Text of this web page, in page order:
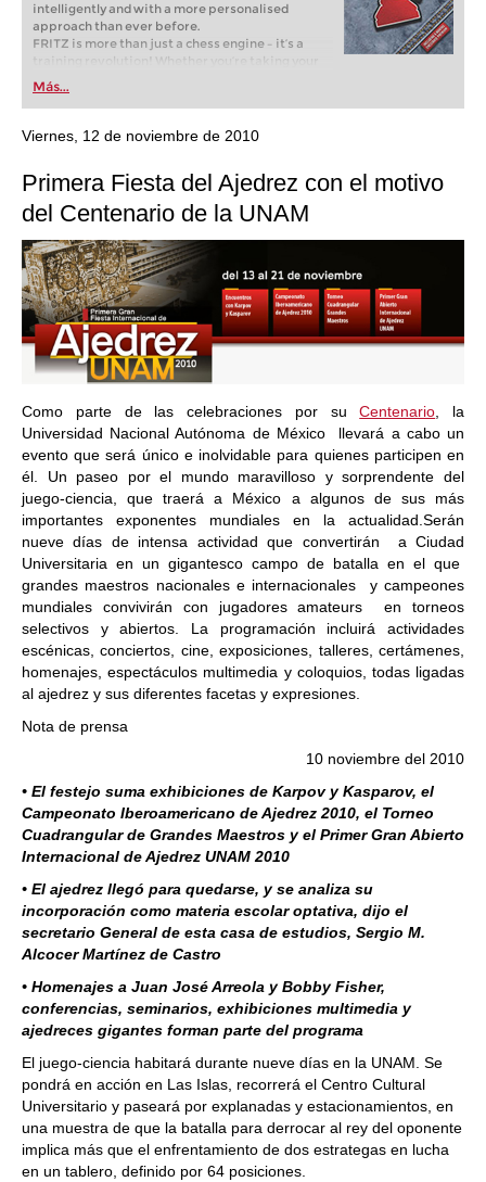
intelligently and with a more personalised
approach than ever before.
FRITZ is more than just a chess engine – it’s a
training revolution! Whether you’re taking your
first steps into the world of club chess, or already
playing at a tournament level: with FRITZ, you can
train more efficiently, intelligently and with a
more personalised approach than ever before.
Más...
Viernes, 12 de noviembre de 2010
Primera Fiesta del Ajedrez con el motivo
del Centenario de la UNAM
Como parte de las celebraciones por suCentenario, la
Universidad Nacional Autónoma de México llevará a cabo un
evento que será único e inolvidable para quienes participen en
él. Un paseo por el mundo maravilloso y sorprendente del
juego-ciencia, que traerá a México a algunos de sus más
importantes exponentes mundiales en la actualidad.Serán
nueve días de intensa actividad que convertirán a Ciudad
Universitaria en un gigantesco campo de batalla en el que
grandes maestros nacionales e internacionales y campeones
mundiales convivirán con jugadores amateurs en torneos
selectivos y abiertos. La programación incluirá actividades
escénicas, conciertos, cine, exposiciones, talleres, certámenes,
homenajes, espectáculos multimedia y coloquios, todas ligadas
al ajedrez y sus diferentes facetas y expresiones.
Nota de prensa
10 noviembre del 2010
• El festejo suma exhibiciones de Karpov y Kasparov, el
Campeonato Iberoamericano de Ajedrez 2010, el Torneo
Cuadrangular de Grandes Maestros y el Primer Gran Abierto
Internacional de Ajedrez UNAM 2010
• El ajedrez llegó para quedarse, y se analiza su
incorporación como materia escolar optativa, dijo el
secretario General de esta casa de estudios, Sergio M.
Alcocer Martínez de Castro
• Homenajes a Juan José Arreola y Bobby Fisher,
conferencias, seminarios, exhibiciones multimedia y
ajedreces gigantes forman parte del programa
El juego-ciencia habitará durante nueve días en la UNAM. Se
pondrá en acción en Las Islas, recorrerá el Centro Cultural
Universitario y paseará por explanadas y estacionamientos, en
una muestra de que la batalla para derrocar al rey del oponente
implica más que el enfrentamiento de dos estrategas en lucha
en un tablero, definido por 64 posiciones.